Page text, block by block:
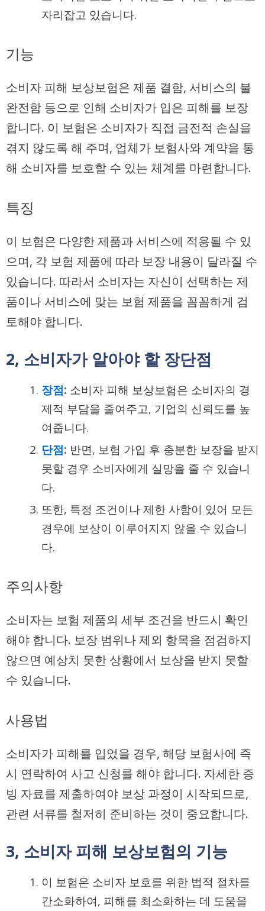
자리잡고 있습니다.
기능
소비자 피해 보상보험은 제품 결함, 서비스의 불
완전함 등으로 인해 소비자가 입은 피해를 보장
합니다. 이 보험은 소비자가 직접 금전적 손실을
겪지 않도록 해 주며, 업체가 보험사와 계약을 통
해 소비자를 보호할 수 있는 체계를 마련합니다.
특징
이 보험은 다양한 제품과 서비스에 적용될 수 있
으며, 각 보험 제품에 따라 보장 내용이 달라질 수
있습니다. 따라서 소비자는 자신이 선택하는 제
품이나 서비스에 맞는 보험 제품을 꼼꼼하게 검
토해야 합니다.
2, 소비자가 알아야 할 장단점
장점: 소비자 피해 보상보험은 소비자의 경
제적 부담을 줄여주고, 기업의 신뢰도를 높
여줍니다.
단점: 반면, 보험 가입 후 충분한 보장을 받지
못할 경우 소비자에게 실망을 줄 수 있습니
다.
또한, 특정 조건이나 제한 사항이 있어 모든
경우에 보상이 이루어지지 않을 수 있습니
다.
주의사항
소비자는 보험 제품의 세부 조건을 반드시 확인
해야 합니다. 보장 범위나 제외 항목을 점검하지
않으면 예상치 못한 상황에서 보상을 받지 못할
수 있습니다.
사용법
소비자가 피해를 입었을 경우, 해당 보험사에 즉
시 연락하여 사고 신청를 해야 합니다. 자세한 증
빙 자료를 제출하여야 보상 과정이 시작되므로,
관련 서류를 철저히 준비하는 것이 중요합니다.
3, 소비자 피해 보상보험의 기능
이 보험은 소비자 보호를 위한 법적 절차를
간소화하여, 피해를 최소화하는 데 도움을